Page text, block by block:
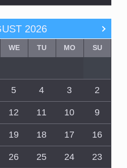
2026
SU
MO
TU
WE
2
3
4
5
9
10
11
12
16
17
18
19
23
24
25
26